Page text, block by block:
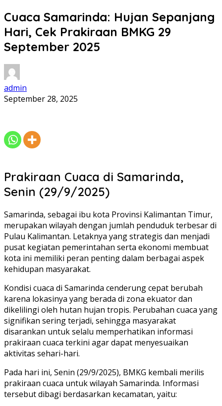
Cuaca Samarinda: Hujan Sepanjang
Hari, Cek Prakiraan BMKG 29
September 2025
admin
September 28, 2025
Prakiraan Cuaca di Samarinda,
Senin (29/9/2025)
Samarinda, sebagai ibu kota Provinsi Kalimantan Timur,
merupakan wilayah dengan jumlah penduduk terbesar di
Pulau Kalimantan. Letaknya yang strategis dan menjadi
pusat kegiatan pemerintahan serta ekonomi membuat
kota ini memiliki peran penting dalam berbagai aspek
kehidupan masyarakat.
Kondisi cuaca di Samarinda cenderung cepat berubah
karena lokasinya yang berada di zona ekuator dan
dikelilingi oleh hutan hujan tropis. Perubahan cuaca yang
signifikan sering terjadi, sehingga masyarakat
disarankan untuk selalu memperhatikan informasi
prakiraan cuaca terkini agar dapat menyesuaikan
aktivitas sehari-hari.
Pada hari ini, Senin (29/9/2025), BMKG kembali merilis
prakiraan cuaca untuk wilayah Samarinda. Informasi
tersebut dibagi berdasarkan kecamatan, yaitu: